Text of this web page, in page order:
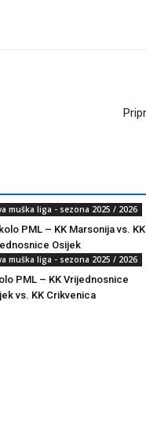
muška liga - sezona 2025 / 2026
PML – KK Marsonija vs. KK
Osijek
muška liga - sezona 2025 / 2026
PML – KK Vrijednosnice
vs. KK Crikvenica